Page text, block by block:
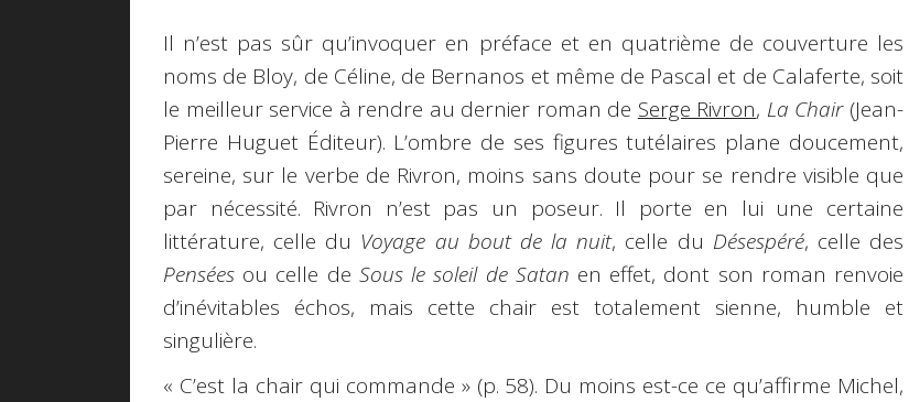
Il n’est pas sûr qu’invoquer en préface et en quatrième de couverture les
noms de Bloy, de Céline, de Bernanos et même de Pascal et de Calaferte, soit
le meilleur service à rendre au dernier roman de Serge Rivron, La Chair(Jean-
Pierre Huguet Éditeur). L’ombre de ses figures tutélaires plane doucement,
sereine, sur le verbe de Rivron, moins sans doute pour se rendre visible que
par nécessité. Rivron n’est pas un poseur. Il porte en lui une certaine
littérature, celle du Voyage au bout de la nuit, celle du Désespéré, celle des
Pensées ou celle de Sous le soleil de Satan en effet, dont son roman renvoie
d’inévitables échos, mais cette chair est totalement sienne, humble et
singulière.
« C’est la chair qui commande » (p. 58). Du moins est-ce ce qu’affirme Michel,